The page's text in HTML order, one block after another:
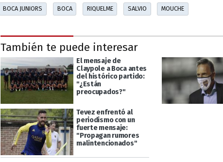
BOCA JUNIORS BOCA RIQUELME SALVIO MOUCHE
También te puede interesar
El mensaje de
Claypole a Boca antes
del histórico partido:
"¿Están
preocupados?"
Tevez enfrentó al
periodismo con un
fuerte mensaje:
"Propagan rumores
malintencionados"